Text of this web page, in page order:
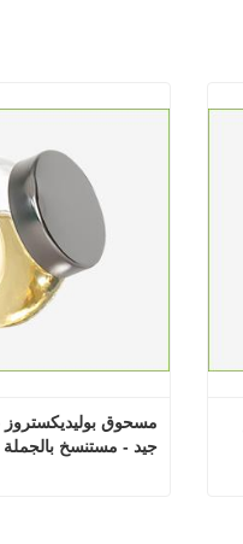
جيد - مستنسخ بالجملة